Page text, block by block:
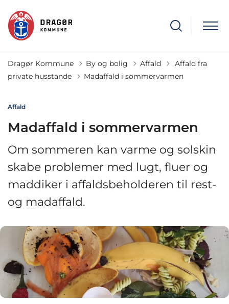
Dragør Kommune By og bolig Affald Tilbage til
Affald fra
private husstande
Madaffald i sommervarmen
Affald
Madaffald i sommervarmen
Om sommeren kan varme og solskin
skabe problemer med lugt, fluer og
maddiker i affaldsbeholderen til rest-
og madaffald.